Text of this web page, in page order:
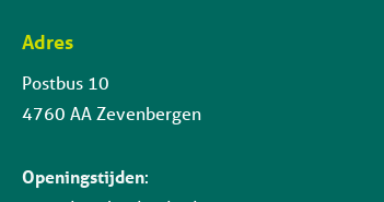
Contactinformatie
Adres
Postbus 10
4760 AA Zevenbergen
Openingstijden: